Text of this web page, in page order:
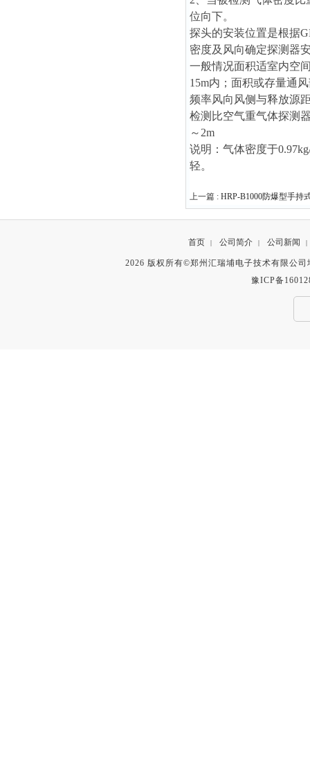
位向下。
探头的安装位置是根据
密度及风向确定探测器
一般情况面积适室内空
15m内；面积或存量通
频率风向风侧与释放源
检测比空气重气体探测
～2m
说明：气体密度于
轻。
上一篇 : HRP-B1000防爆型手持
首页 | 公司简介 | 公司新闻 |
2026 版权所有©郑州汇瑞埔电子技术有限公
豫ICP备